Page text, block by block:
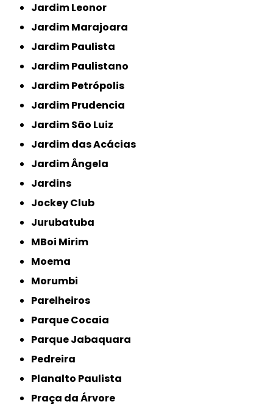
Jardim Leonor
Jardim Marajoara
Jardim Paulista
Jardim Paulistano
Jardim Petrópolis
Jardim Prudencia
Jardim São Luiz
Jardim das Acácias
Jardim Ângela
Jardins
Jockey Club
Jurubatuba
MBoi Mirim
Moema
Morumbi
Parelheiros
Parque Cocaia
Parque Jabaquara
Pedreira
Planalto Paulista
Praça da Árvore